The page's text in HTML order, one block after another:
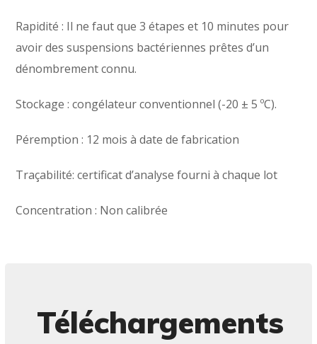
Rapidité : Il ne faut que 3 étapes et 10 minutes pour
avoir des suspensions bactériennes prêtes d’un
dénombrement connu.
Stockage : congélateur conventionnel (-20 ± 5 ºC).
Péremption : 12 mois à date de fabrication
Traçabilité: certificat d’analyse fourni à chaque lot
Concentration : Non calibrée
Téléchargements